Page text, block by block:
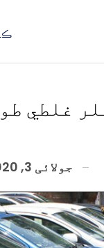
جولائی 3, 2020